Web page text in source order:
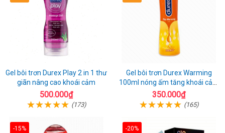
Gel bôi trơn Durex Play 2 in 1 thư
giãn nâng cao khoái cảm
500.000₫
(173)
Gel bôi trơn Durex Warming
100ml nóng ấm tăng khoái cảm
ngọt ngào cuộc yêu
350.000₫
(165)
-15% -20%